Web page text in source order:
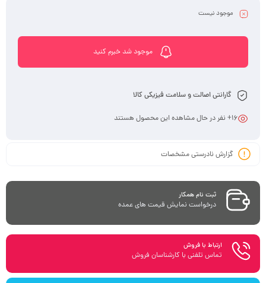
موجود نیست
موجود شد خبرم کنید
گارانتی اصالت و سلامت فیزیکی کالا
16+ نفر در حال مشاهده این محصول هستند
گزارش نادرستی مشخصات
ثبت نام همکار
درخواست نمایش قیمت های عمده
ارتباط با فروش
تماس تلفنی با کارشناسان فروش